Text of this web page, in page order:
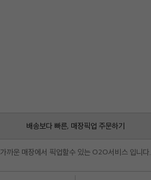
배송보다 빠른, 매장픽업 주문하기
가까운 매장에서 픽업할수 있는 O2O서비스 입니다.